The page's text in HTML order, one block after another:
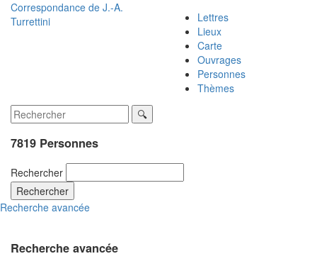
Correspondance de J.-A.
Turrettini
Lettres
Lieux
Carte
Ouvrages
Personnes
Thèmes
7819 Personnes
Rechercher
Rechercher
Recherche avancée
Recherche avancée